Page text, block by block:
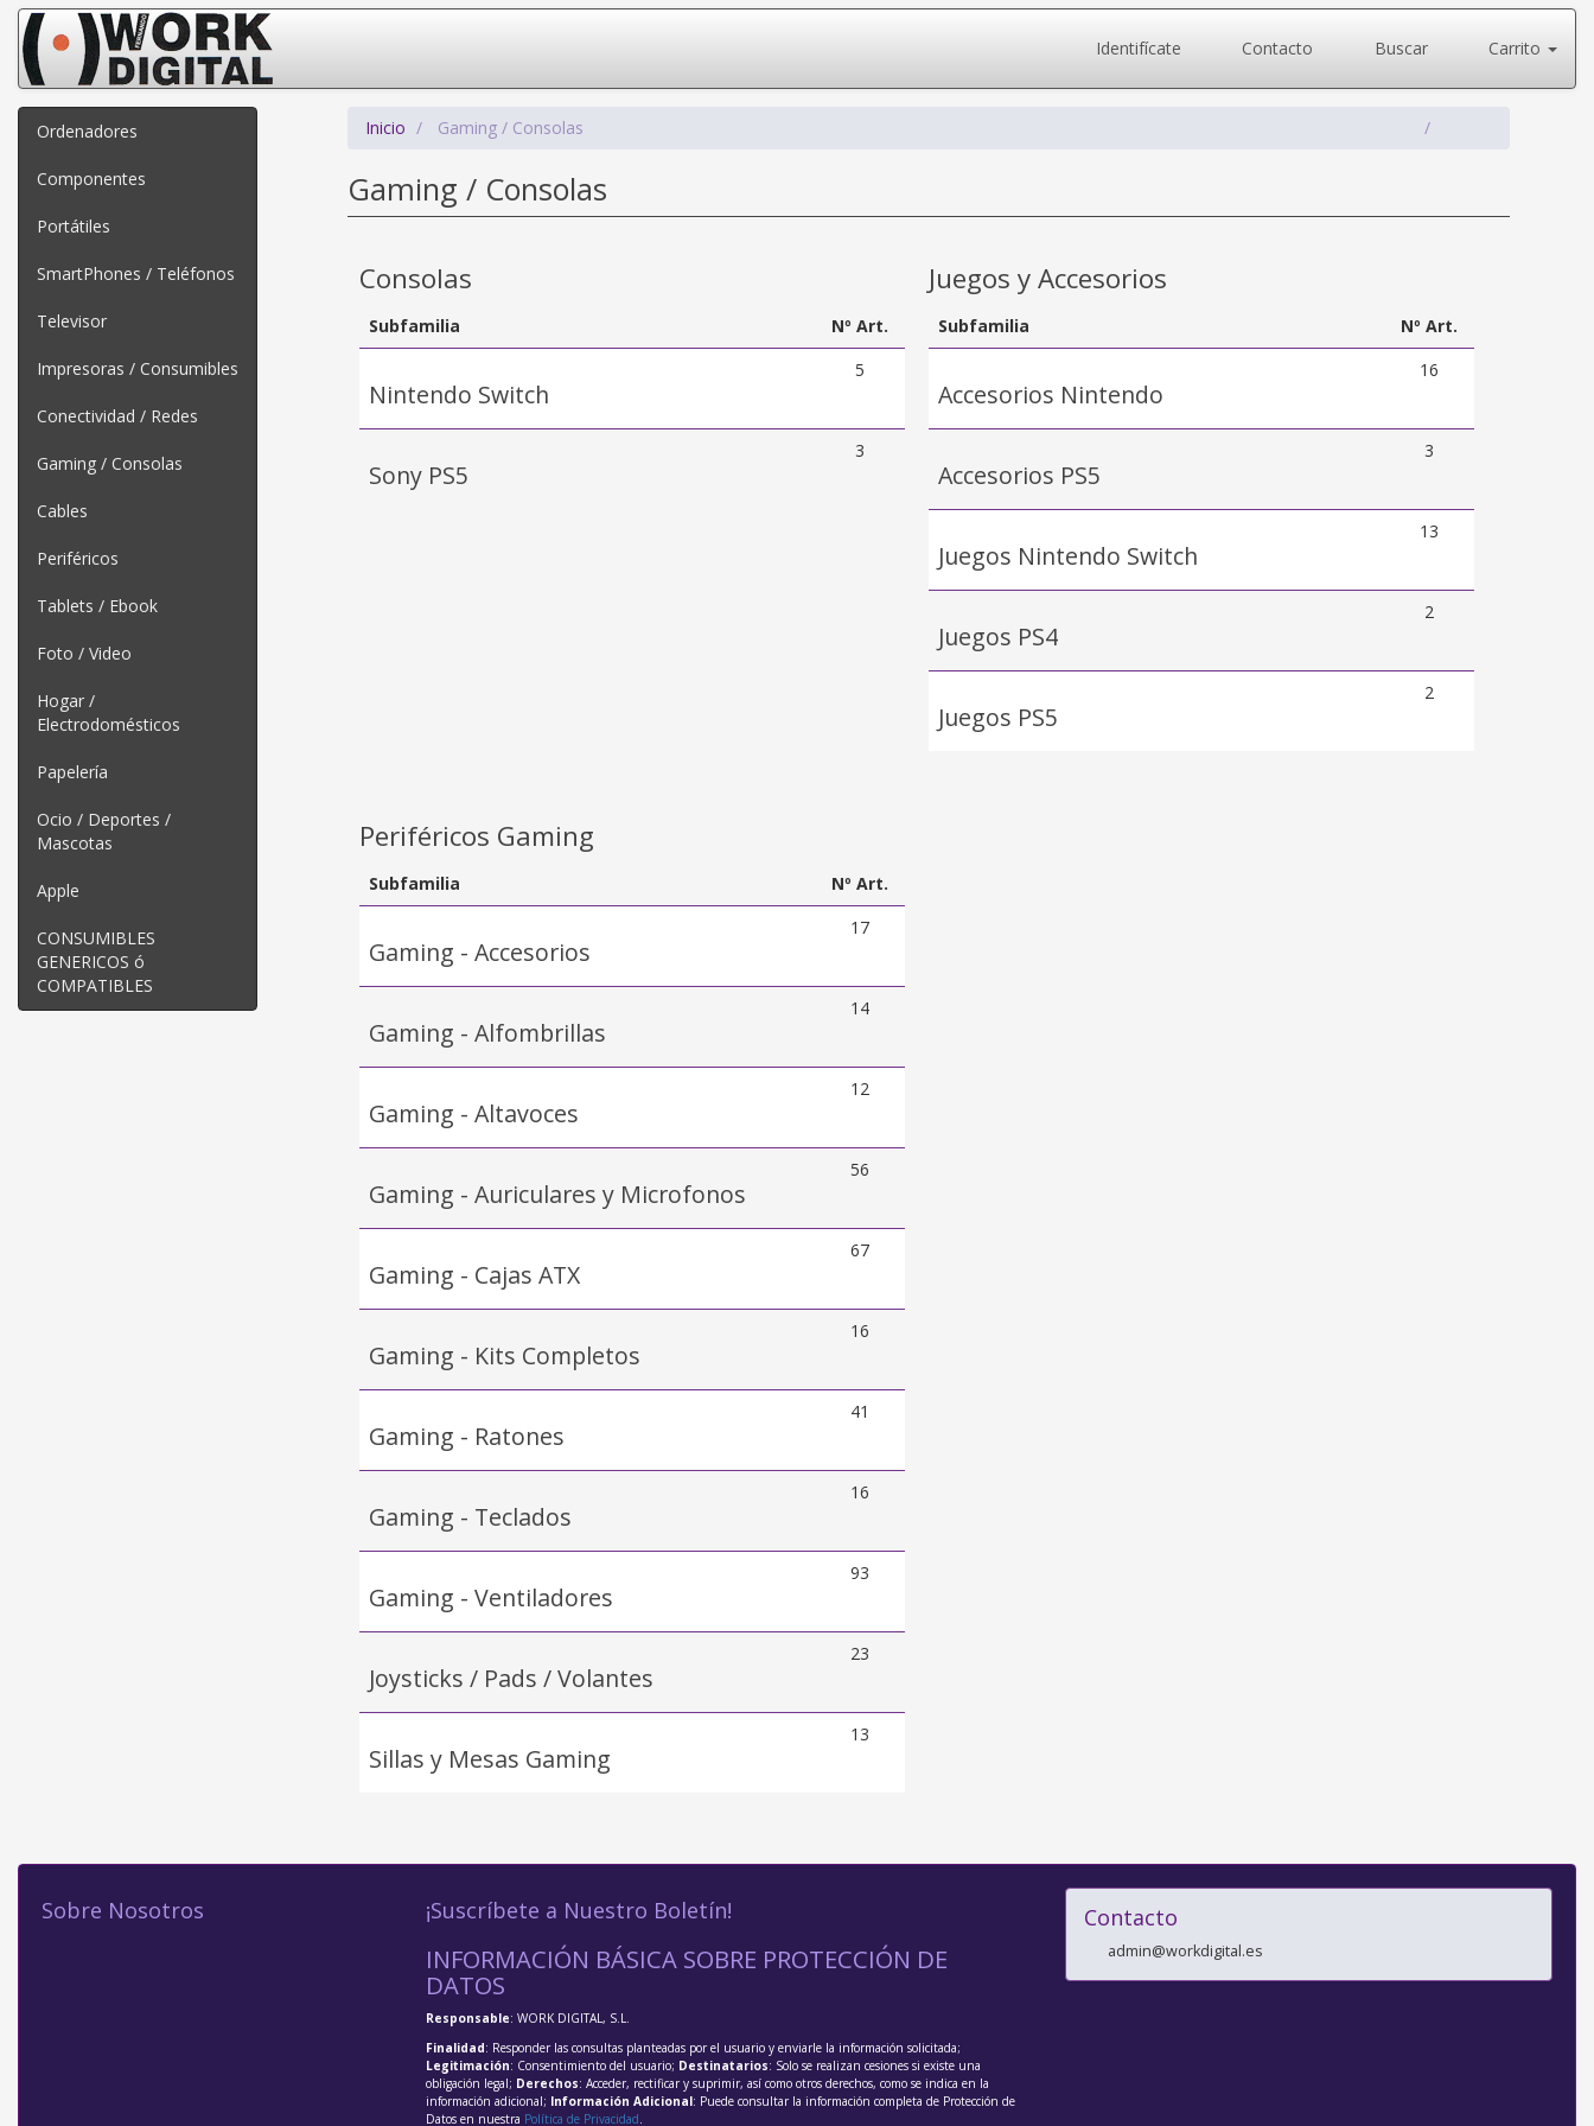
Identifícate Contacto Buscar Carrito
Ordenadores
Componentes
Portátiles
SmartPhones / Teléfonos
Televisor
Impresoras / Consumibles
Conectividad / Redes
Gaming / Consolas
Cables
Periféricos
Tablets / Ebook
Foto / Video
Hogar /
Electrodomésticos
Papelería
Ocio / Deportes /
Mascotas
Apple
CONSUMIBLES
GENERICOS ó
COMPATIBLES
Inicio Gaming / Consolas
Gaming / Consolas
Consolas
Subfamilia Nº Art.
Nintendo Switch
5
Sony PS5
3
Juegos y Accesorios
Subfamilia Nº Art.
Accesorios Nintendo
16
Accesorios PS5
3
Juegos Nintendo Switch
13
Juegos PS4
2
Juegos PS5
2
Periféricos Gaming
Subfamilia Nº Art.
Gaming - Accesorios
17
Gaming - Alfombrillas
14
Gaming - Altavoces
12
Gaming - Auriculares y Microfonos
56
Gaming - Cajas ATX
67
Gaming - Kits Completos
16
Gaming - Ratones
41
Gaming - Teclados
16
Gaming - Ventiladores
93
Joysticks / Pads / Volantes
23
Sillas y Mesas Gaming
13
Sobre Nosotros ¡Suscríbete a Nuestro Boletín!
INFORMACIÓN BÁSICA SOBRE PROTECCIÓN DE
DATOS
Responsable: WORK DIGITAL, S.L.
Finalidad: Responder las consultas planteadas por el usuario y enviarle la información solicitada;
Legitimación: Consentimiento del usuario; Destinatarios: Solo se realizan cesiones si existe una
obligación legal; Derechos: Acceder, rectificar y suprimir, así como otros derechos, como se indica en la
información adicional; Información Adicional: Puede consultar la información completa de Protección de
Datos en nuestra Política de Privacidad.
Contacto
admin@workdigital.es